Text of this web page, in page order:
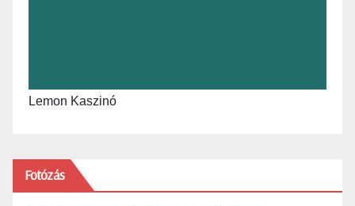
Lemon Kaszinó
Fotózás